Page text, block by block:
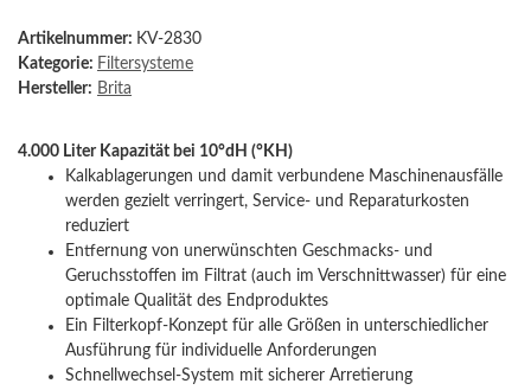
Artikelnummer: KV-2830
Kategorie: Filtersysteme
Hersteller: Brita
4.000 Liter Kapazität bei 10°dH (°KH)
Kalkablagerungen und damit verbundene Maschinenausfälle
werden gezielt verringert, Service- und Reparaturkosten
reduziert
Entfernung von unerwünschten Geschmacks- und
Geruchsstoffen im Filtrat (auch im Verschnittwasser) für eine
optimale Qualität des Endproduktes
Ein Filterkopf-Konzept für alle Größen in unterschiedlicher
Ausführung für individuelle Anforderungen
Schnellwechsel-System mit sicherer Arretierung